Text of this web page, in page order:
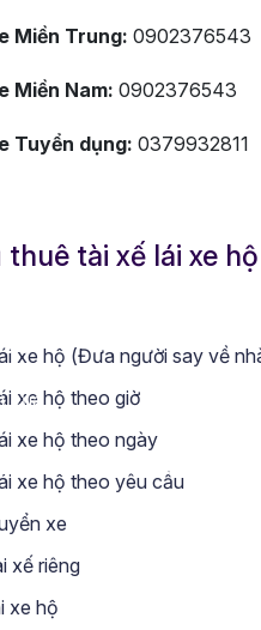
Miền Trung: 0902376543
Miền Nam: 0902376543
Tuyển dụng: 0379932811
thuê tài xế lái xe
xe hộ (Đưa người say về
xe hộ theo giờ
xe hộ theo ngày
xe hộ theo yêu cầu
xe
xế riêng
xe hộ
hotline